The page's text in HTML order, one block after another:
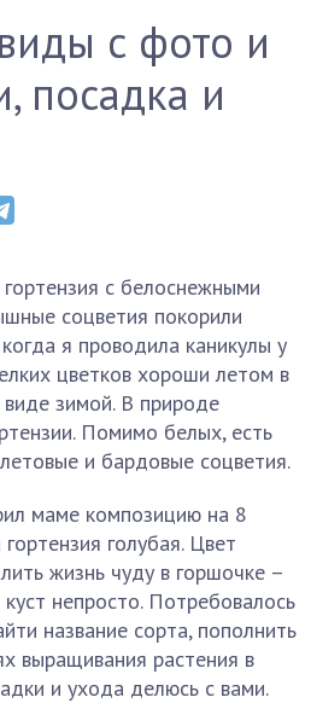
с фото и
посадка и
с белоснежными
соцветия покорили
я проводила каникулы у
цветков хороши летом в
зимой. В природе
Помимо белых, есть
и бардовые соцветия.
маме композицию на 8
голубая. Цвет
жизнь чуду в горшочке –
непросто. Потребовалось
название сорта, пополнить
выращивания растения в
и ухода делюсь с вами.